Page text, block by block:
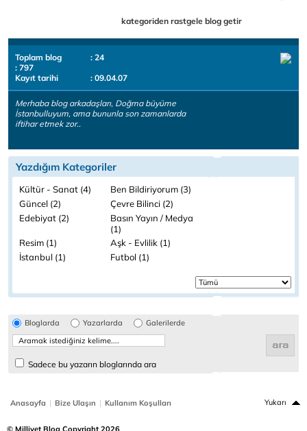
kategoriden rastgele blog getir
Toplam blog
: 24
: 797
Kayıt tarihi
: 09.04.07
Merhaba blog arkadaşları, Doğma büyüme
İstanbulluyum, ama bununla son zamanlarda
iftihar etmek zor..
Yazdığım Kategoriler
Kültür - Sanat (4)
Ben Bildiriyorum (3)
Güncel (2)
Çevre Bilinci (2)
Edebiyat (2)
Basın Yayın / Medya
(1)
Resim (1)
Aşk - Evlilik (1)
İstanbul (1)
Futbol (1)
Bloglarda Yazarlarda Galerilerde
Sadece bu yazarın bloglarında ara
Anasayfa | Bize Ulaşın | Kullanım Koşulları Yukarı
© Milliyet Blog Copyright 2026